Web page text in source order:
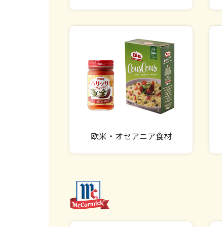
欧米・オセアニア食材